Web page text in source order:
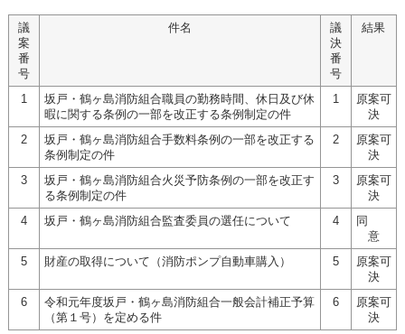
議
案
番
号
件名
議
決
番
号
結果
1
坂戸・鶴ヶ島消防組合職員の勤務時間、休日及び休
暇に関する条例の一部を改正する条例制定の件
1
原案可
決
2
坂戸・鶴ヶ島消防組合手数料条例の一部を改正する
条例制定の件
2
原案可
決
3
坂戸・鶴ヶ島消防組合火災予防条例の一部を改正す
る条例制定の件
3
原案可
決
4
坂戸・鶴ヶ島消防組合監査委員の選任について 4
同
意
5
財産の取得について（消防ポンプ自動車購入） 5
原案可
決
6
令和元年度坂戸・鶴ヶ島消防組合一般会計補正予算
（第１号）を定める件
6
原案可
決